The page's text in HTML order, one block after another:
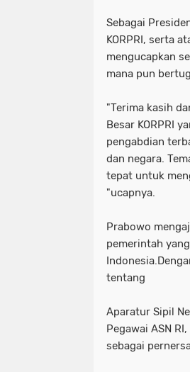
Sebagai
KORPRI, serta
mengucapkan
mana pun
"Terima kasih
Besar KORPRI
pengabdian
dan negara.
tepat untuk
"ucapnya.
Prabowo
pemerintah
tentang
Aparatur Sipil
Pegawai ASN
sebagai